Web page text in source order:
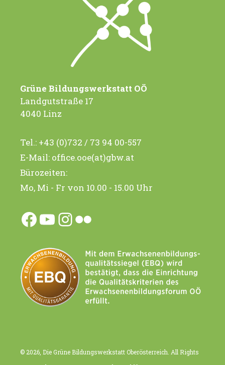
Grüne Bildungswerkstatt OÖ
Landgutstraße 17
4040 Linz
Tel.: +43 (0)732 / 73 94 00-557
E-Mail: office.ooe(at)gbw.at
Bürozeiten:
Mo, Mi - Fr von 10.00 - 15.00 Uhr
Facebook
YouTube
Instagram
Flickr
© 2026, Die Grüne Bildungswerkstatt Oberösterreich. All Rights